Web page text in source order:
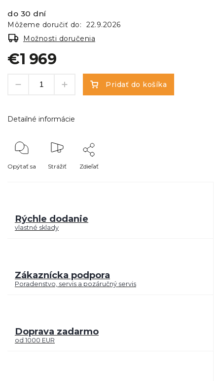
€1 969
do 30 dní
Môžeme doručiť do:
22.9.2026
Možnosti doručenia
Pridať do košíka
Detailné informácie
Opýtať sa Strážiť Zdieľať
Rýchle dodanie
vlastné sklady
Zákaznícka podpora
Poradenstvo, servis a pozáručný servis
Doprava zadarmo
od 1000 EUR